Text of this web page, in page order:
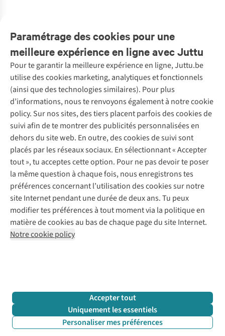
Paramétrage des cookies pour une
meilleure expérience en ligne avec Juttu
Pour te garantir la meilleure expérience en ligne, Juttu.be
utilise des cookies marketing, analytiques et fonctionnels
(ainsi que des technologies similaires). Pour plus
d’informations, nous te renvoyons également à notre cookie
policy. Sur nos sites, des tiers placent parfois des cookies de
suivi afin de te montrer des publicités personnalisées en
dehors du site web. En outre, des cookies de suivi sont
placés par les réseaux sociaux. En sélectionnant « Accepter
tout », tu acceptes cette option. Pour ne pas devoir te poser
la même question à chaque fois, nous enregistrons tes
préférences concernant l’utilisation des cookies sur notre
site Internet pendant une durée de deux ans. Tu peux
modifier tes préférences à tout moment via la politique en
matière de cookies au bas de chaque page du site Internet.
Notre cookie policy
Accepter tout
Uniquement les essentiels
Personaliser mes préférences
Service client
Questions fréquentes
Commander
Payer
10 % réduction étudiants
Klarna : post-paiement
Livraison
Retourner
Rétractation d'une commande
Garantie
Contact
Nos services
Vintage - ReJUsed
Atelier de couture
Personal shopping
Boîte à vêtements
Événements / ateliers
Juttu
Qui sommes-nous ?
Juttu Friends
Inspiration
Travailler chez Juttu
Nos magasins
Le monde de Juttu
Entrepreneuriat responsable
Déclaration d’accessibilité
Abonne-toi à la newsletter
Suivez-nous
+32 (0)3 828 30 15 team@juttu.be
BTW BE 0416.762.280